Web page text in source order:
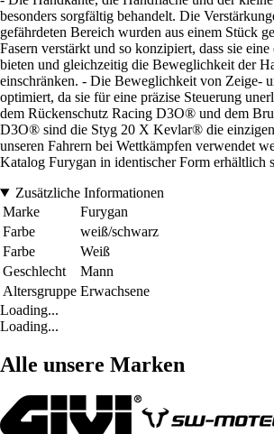
besonders sorgfältig behandelt. Die
gefährdeten Bereich wurden aus einem Stück
Fasern verstärkt und so konzipiert, dass sie
bieten und gleichzeitig die Beweglichkeit der
einschränken. - Die Beweglichkeit von Zeige-
optimiert, da sie für eine präzise Steuerung
dem Rückenschutz Racing D3O® und dem
D3O® sind die Styg 20 X Kevlar® die
unseren Fahrern bei Wettkämpfen verwendet
Katalog Furygan in identischer Form erhältlich
Zusätzliche Informationen
Marke
Furygan
Farbe
weiß/schwarz
Farbe
Weiß
Geschlecht
Mann
Altersgruppe Erwachsene
Loading...
Loading...
Alle unsere Marken